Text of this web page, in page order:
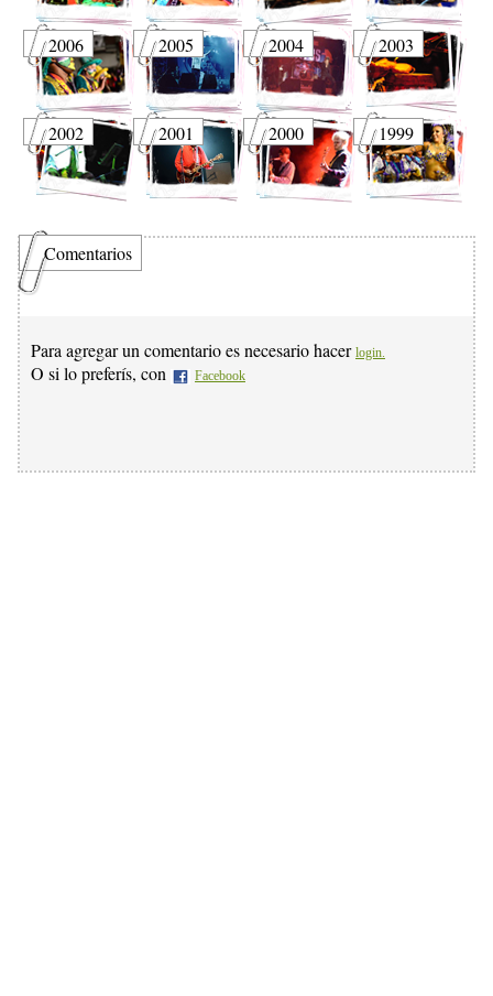
2006 2005 2004 2003
2002 2001 2000 1999
Comentarios
Para agregar un comentario es necesario hacer login.
O si lo preferís, con Facebook